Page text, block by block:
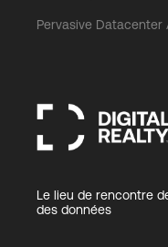
Pervasive
Le lieu de rencontre
des données